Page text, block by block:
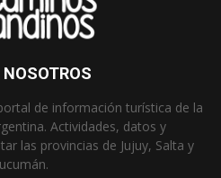
NOSOTROS
de información turística de la
Actividades, datos y
las provincias de Jujuy, Salta y